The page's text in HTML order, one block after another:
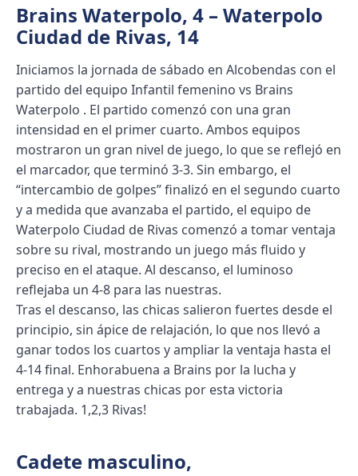
Brains Waterpolo, 4 – Waterpolo
Ciudad de Rivas, 14
Iniciamos la jornada de sábado en Alcobendas con el
partido del equipo Infantil femenino vs Brains
Waterpolo . El partido comenzó con una gran
intensidad en el primer cuarto. Ambos equipos
mostraron un gran nivel de juego, lo que se reflejó en
el marcador, que terminó 3-3. Sin embargo, el
“intercambio de golpes” finalizó en el segundo cuarto
y a medida que avanzaba el partido, el equipo de
Waterpolo Ciudad de Rivas comenzó a tomar ventaja
sobre su rival, mostrando un juego más fluido y
preciso en el ataque. Al descanso, el luminoso
reflejaba un 4-8 para las nuestras.
Tras el descanso, las chicas salieron fuertes desde el
principio, sin ápice de relajación, lo que nos llevó a
ganar todos los cuartos y ampliar la ventaja hasta el
4-14 final. Enhorabuena a Brains por la lucha y
entrega y a nuestras chicas por esta victoria
trabajada. 1,2,3 Rivas!
Cadete masculino,